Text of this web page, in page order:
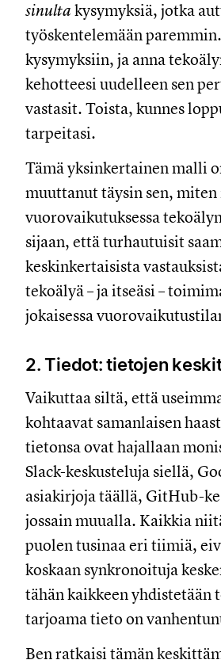
sinulta kysymyksiä, jotka
työskentelemään
kysymyksiin, ja anna
kehotteesi uudelleen sen
vastasit. Toista, kunnes
tarpeitasi.
Tämä yksinkertainen malli
muuttanut täysin sen,
vuorovaikutuksessa
sijaan, että turhautuisit
keskinkertaisista
tekoälyä – ja itseäsi –
jokaisessa
2. Tiedot: tietojen
Vaikuttaa siltä, että
kohtaavat samanlaisen
tietonsa ovat hajallaan
Slack-keskusteluja siellä,
asiakirjoja täällä, GitHub-
jossain muualla. Kaikkia
puolen tusinaa eri tiimiä,
koskaan synkronoituja
tähän kaikkeen yhdistetään
tarjoama tieto on
Ben ratkaisi tämän